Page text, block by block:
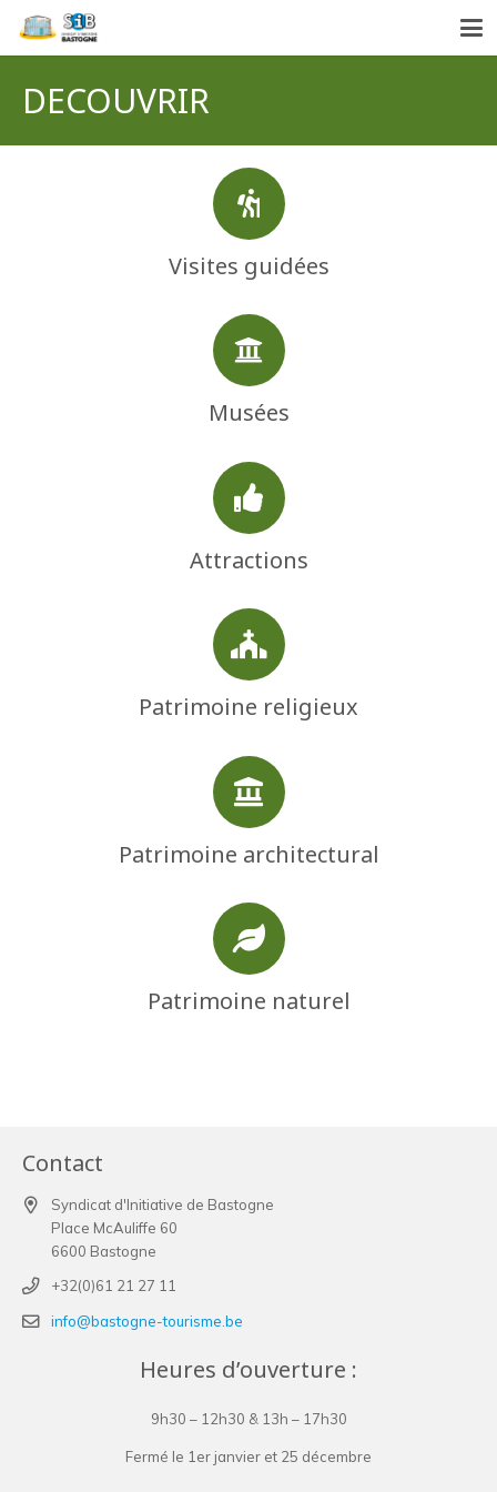
DECOUVRIR
Visites guidées
Musées
Attractions
Patrimoine religieux
Patrimoine architectural
Patrimoine naturel
Contact
Syndicat d'Initiative de Bastogne
Place McAuliffe 60
6600 Bastogne
+32(0)61 21 27 11
info@bastogne-tourisme.be
Heures d’ouverture :
9h30 – 12h30 & 13h – 17h30
Fermé le 1er janvier et 25 décembre